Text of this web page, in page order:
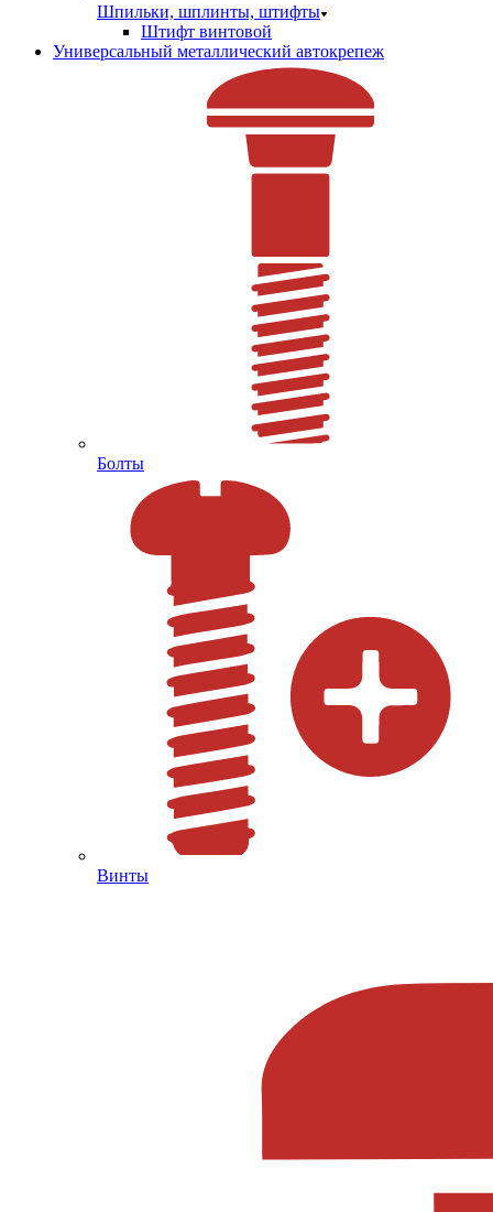
Шпильки, шплинты, штифты
Штифт винтовой
Универсальный металлический автокрепеж
Болты
Винты